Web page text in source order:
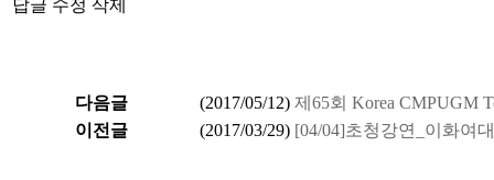
답글 수정 삭제
다음글 (2017/05/12) 제65회 Korea CMPUGM
이전글
(2017/03/29) [04/04]초청강연_이화여대